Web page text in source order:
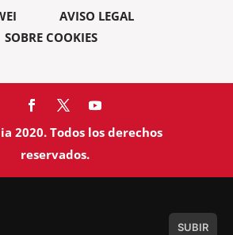
AVISO LEGAL
SOBRE COOKIES
2020. Todos los derechos
reservados.
SUBIR